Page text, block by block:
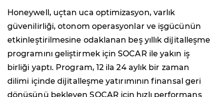
Honeywell, uçtan uca optimizasyon, varlık
güvenilirliği, otonom operasyonlar ve işgücünün
etkinleştirilmesine odaklanan beş yıllık dijitalleşme
programını geliştirmek için SOCAR ile yakın iş
birliği yaptı. Program, 12 ila 24 aylık bir zaman
dilimi içinde dijitalleşme yatırımının finansal geri
dönüşünü bekleyen SOCAR için hızlı performans